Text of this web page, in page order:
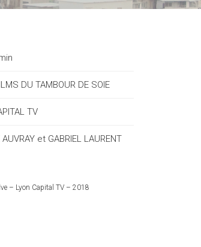
DU TAMBOUR DE SOIE
TV
AUVRAY et GABRIEL LAURENT
– Lyon Capital TV – 2018